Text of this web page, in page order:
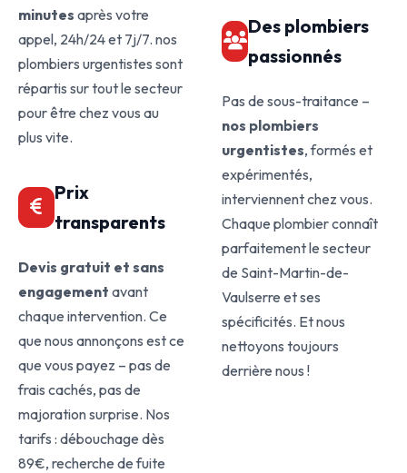
minutes après votre
appel, 24h/24 et 7j/7. nos
plombiers urgentistes sont
répartis sur tout le secteur
pour être chez vous au
plus vite.
Prix
transparents
Devis gratuit et sans
engagement avant
chaque intervention. Ce
que nous annonçons est ce
que vous payez – pas de
frais cachés, pas de
majoration surprise. Nos
tarifs : débouchage dès
89€, recherche de fuite
Des plombiers
passionnés
Pas de sous-traitance –
nos plombiers
urgentistes, formés et
expérimentés,
interviennent chez vous.
Chaque plombier connaît
parfaitement le secteur
de Saint-Martin-de-
Vaulserre et ses
spécificités. Et nous
nettoyons toujours
derrière nous !